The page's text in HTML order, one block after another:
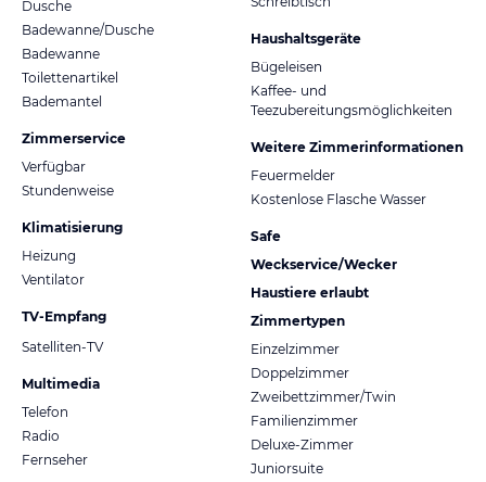
Dusche
Badewanne/Dusche
Badewanne
Toilettenartikel
Bademantel
Zimmerservice
Verfügbar
Stundenweise
Klimatisierung
Heizung
Ventilator
TV-Empfang
Satelliten-TV
Multimedia
Telefon
Radio
Fernseher
Haushaltsgeräte
Bügeleisen
Kaffee- und
Teezubereitungsmöglichkeiten
Weitere Zimmerinformationen
Feuermelder
Kostenlose Flasche Wasser
Safe
Weckservice/Wecker
Haustiere erlaubt
Zimmertypen
Einzelzimmer
Doppelzimmer
Zweibettzimmer/Twin
Familienzimmer
Deluxe-Zimmer
Juniorsuite